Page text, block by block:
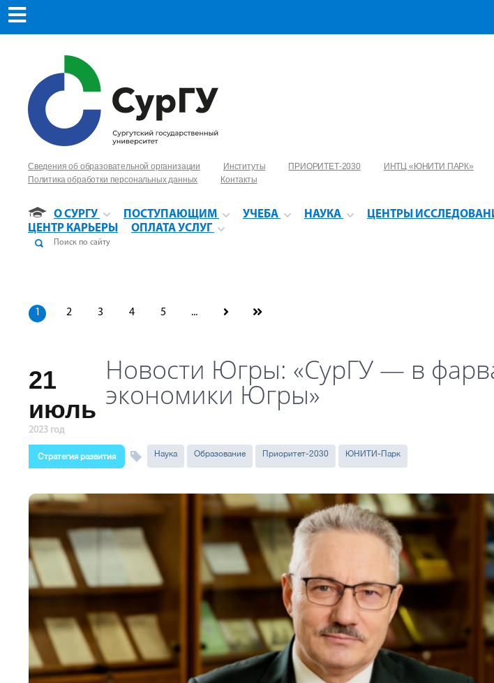
Сведения об образовательной организации Институты ПРИОРИТЕТ-2030 ИНТЦ «ЮНИТИ ПАРК»
Политика обработки персональных данных
Контакты
О СУРГУ ПОСТУПАЮЩИМ УЧЕБА НАУКА ЦЕНТРЫ
ЦЕНТР КАРЬЕРЫ
ОПЛАТА УСЛУГ
1 2 3 4 5 ...
21
июль
2023 год
Новости Югры: «СурГУ — в
экономики Югры»
Стратегия развития Наука Образование Приоритет-2030 ЮНИТИ-Парк